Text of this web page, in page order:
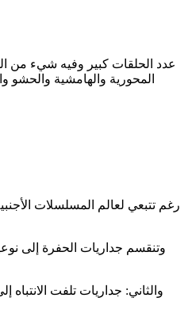
عدد الحلقات كبير وفيه شيء من
المحورية والهامشية
رغم تتبعي لعالم المسلسلات
وتنقسم جداريات الحفرة إلى
والثاني: جداريات تلفت